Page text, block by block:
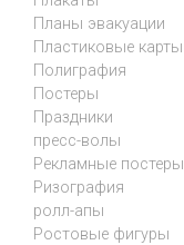
Планы эвакуации
Пластиковые карты
Полиграфия
Постеры
Праздники
пресс-волы
Рекламные постеры
Ризография
ролл-апы
Ростовые фигуры